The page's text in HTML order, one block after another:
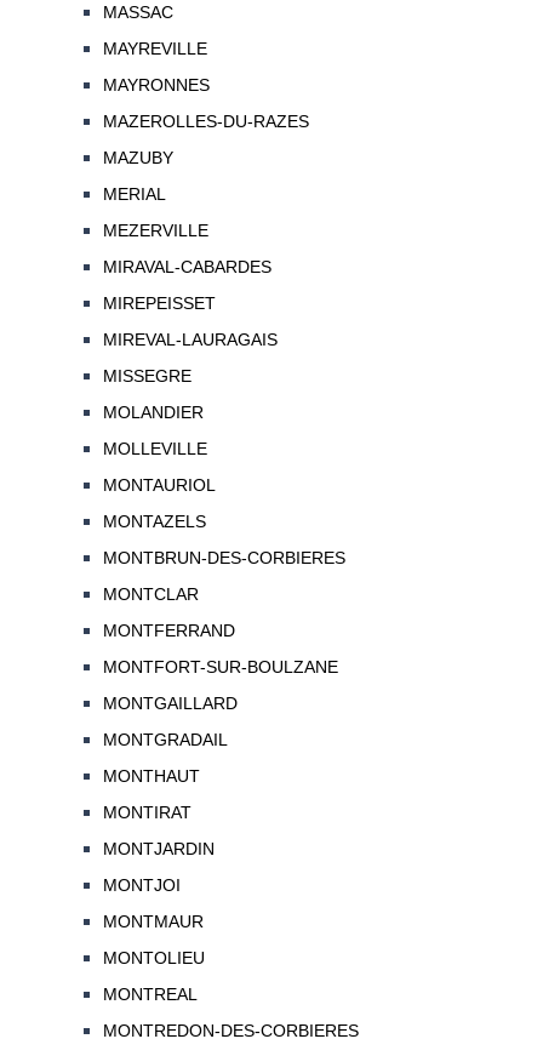
MASSAC
MAYREVILLE
MAYRONNES
MAZEROLLES-DU-RAZES
MAZUBY
MERIAL
MEZERVILLE
MIRAVAL-CABARDES
MIREPEISSET
MIREVAL-LAURAGAIS
MISSEGRE
MOLANDIER
MOLLEVILLE
MONTAURIOL
MONTAZELS
MONTBRUN-DES-CORBIERES
MONTCLAR
MONTFERRAND
MONTFORT-SUR-BOULZANE
MONTGAILLARD
MONTGRADAIL
MONTHAUT
MONTIRAT
MONTJARDIN
MONTJOI
MONTMAUR
MONTOLIEU
MONTREAL
MONTREDON-DES-CORBIERES